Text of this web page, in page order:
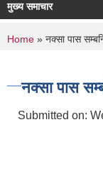
मुख्य समाचार
You are
Home » नक्सा पास
नक्सा पास
Submitted on: